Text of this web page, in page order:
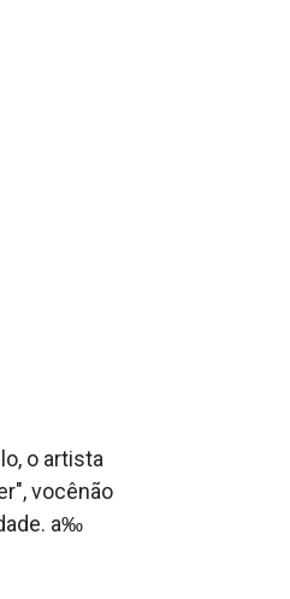
o artista
vocênão
a‰